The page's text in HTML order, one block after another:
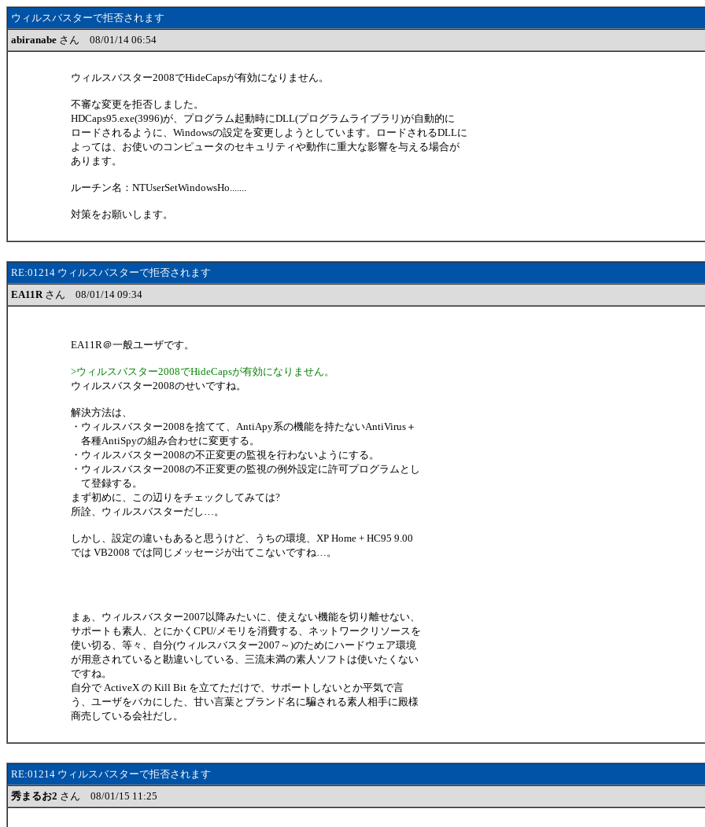
ウィルスバスターで拒否されます
abiranabe さん 08/01/14 06:54
ウィルスバスター2008でHideCapsが有効になりません。
不審な変更を拒否しました。
HDCaps95.exe(3996)が、プログラム起動時にDLL(プログラムライブラリ)が自動的に
ロードされるように、Windowsの設定を変更しようとしています。ロードされるDLLに
よっては、お使いのコンピュータのセキュリティや動作に重大な影響を与える場合が
あります。
ルーチン名：NTUserSetWindowsHo.......
対策をお願いします。
RE:01214 ウィルスバスターで拒否されます
EA11Rさん 08/01/14 09:34
EA11R＠一般ユーザです。
>ウィルスバスター2008でHideCapsが有効になりません。
ウィルスバスター2008のせいですね。
解決方法は、
・ウィルスバスター2008を捨てて、AntiApy系の機能を持たないAntiVirus＋
各種AntiSpyの組み合わせに変更する。
・ウィルスバスター2008の不正変更の監視を行わないようにする。
・ウィルスバスター2008の不正変更の監視の例外設定に許可プログラムとし
て登録する。
まず初めに、この辺りをチェックしてみては?
所詮、ウィルスバスターだし…。
しかし、設定の違いもあると思うけど、うちの環境、XP Home + HC95 9.00
では VB2008 では同じメッセージが出てこないですね…。
まぁ、ウィルスバスター2007以降みたいに、使えない機能を切り離せない、
サポートも素人、とにかくCPU/メモリを消費する、ネットワークリソースを
使い切る、等々、自分(ウィルスバスター2007～)のためにハードウェア環境
が用意されていると勘違いしている、三流未満の素人ソフトは使いたくない
ですね。
自分で ActiveX の Kill Bit を立てただけで、サポートしないとか平気で言
う、ユーザをバカにした、甘い言葉とブランド名に騙される素人相手に殿様
商売している会社だし。
RE:01214 ウィルスバスターで拒否されます
秀まるお2 さん 08/01/15 11:25